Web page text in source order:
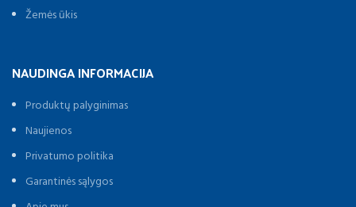
Žemės ūkis
NAUDINGA INFORMACIJA
Produktų palyginimas
Naujienos
Privatumo politika
Garantinės sąlygos